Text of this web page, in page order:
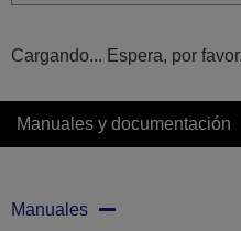
Cargando... Espera, por
Manuales y documentación
Manuales